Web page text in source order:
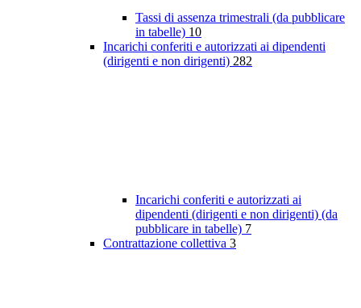
Tassi di assenza trimestrali (da pubblicare
in tabelle) 10
Incarichi conferiti e autorizzati ai dipendenti
(dirigenti e non dirigenti) 282
Incarichi conferiti e autorizzati ai
dipendenti (dirigenti e non dirigenti) (da
pubblicare in tabelle) 7
Contrattazione collettiva 3